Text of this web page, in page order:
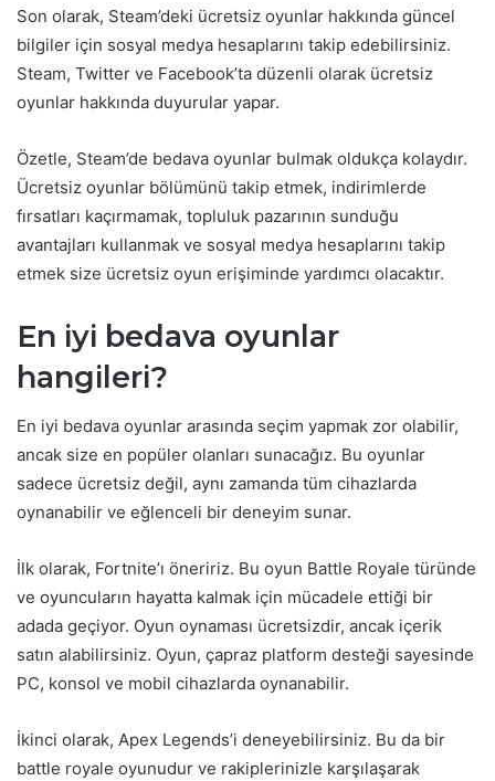
Son olarak, Steam’deki ücretsiz oyunlar hakkında güncel
bilgiler için sosyal medya hesaplarını takip edebilirsiniz.
Steam, Twitter ve Facebook’ta düzenli olarak ücretsiz
oyunlar hakkında duyurular yapar.
Özetle, Steam’de bedava oyunlar bulmak oldukça kolaydır.
Ücretsiz oyunlar bölümünü takip etmek, indirimlerde
fırsatları kaçırmamak, topluluk pazarının sunduğu
avantajları kullanmak ve sosyal medya hesaplarını takip
etmek size ücretsiz oyun erişiminde yardımcı olacaktır.
En iyi bedava oyunlar
hangileri?
En iyi bedava oyunlar arasında seçim yapmak zor olabilir,
ancak size en popüler olanları sunacağız. Bu oyunlar
sadece ücretsiz değil, aynı zamanda tüm cihazlarda
oynanabilir ve eğlenceli bir deneyim sunar.
İlk olarak, Fortnite’ı öneririz. Bu oyun Battle Royale türünde
ve oyuncuların hayatta kalmak için mücadele ettiği bir
adada geçiyor. Oyun oynaması ücretsizdir, ancak içerik
satın alabilirsiniz. Oyun, çapraz platform desteği sayesinde
PC, konsol ve mobil cihazlarda oynanabilir.
İkinci olarak, Apex Legends’i deneyebilirsiniz. Bu da bir
battle royale oyunudur ve rakiplerinizle karşılaşarak